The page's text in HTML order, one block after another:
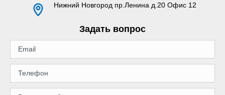
Нижний Новгород пр.Ленина д.20 Офис 12
Задать вопрос